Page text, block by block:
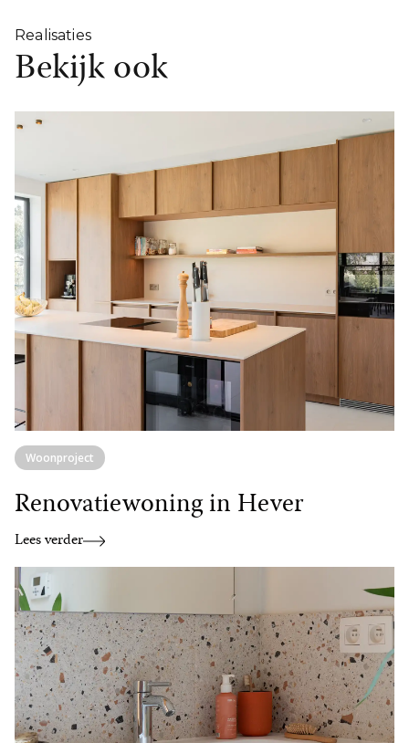
Realisaties
Bekijk ook
Woonproject
Renovatiewoning in Hever
Lees verder